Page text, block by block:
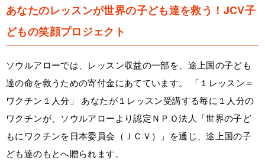
あなたのレッスンが世界の子ども達を救う！ JCV子
どもの笑顔プロジェクト
ソウルアローでは、レッスン収益の一部を、途上国の子ども
達の命を救うための寄付金にあてています。 「１レッスン＝
ワクチン１人分」 あなたが１レッスン受講する毎に１人分の
ワクチンが、ソウルアローより認定ＮＰＯ法人「世界の子ど
もにワクチンを日本委員会（ＪＣＶ）」を通じ、途上国の子
ども達のもとへ贈られます。